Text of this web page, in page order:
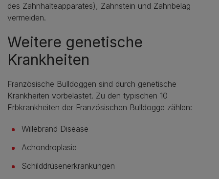
des Zahnhalteapparates), Zahnstein und Zahnbelag
vermeiden.
Weitere genetische
Krankheiten
Französische Bulldoggen sind durch genetische
Krankheiten vorbelastet. Zu den typischen 10
Erbkrankheiten der Französischen Bulldogge zählen:
Willebrand Disease
Achondroplasie
Schilddrüsenerkrankungen